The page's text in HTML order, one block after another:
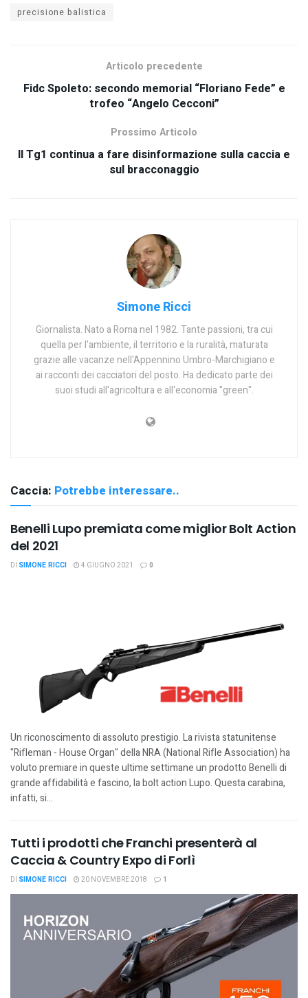
precisione balistica
Articolo precedente
Fidc Spoleto: secondo memorial “Floriano Fede” e
trofeo “Angelo Cecconi”
Prossimo Articolo
Il Tg1 continua a fare disinformazione sulla caccia e
sul bracconaggio
Simone Ricci
Giornalista. Nato a Roma nel 1982. Tante passioni, tra cui
quella per l'ambiente, il territorio e la ruralità, maturata
grazie alle vacanze nell'Appennino Umbro-Marchigiano e
ai racconti dei cacciatori del posto. Ha dedicato parte dei
suoi studi all'agricoltura e all'economia "green".
Caccia: Potrebbe interessare..
Benelli Lupo premiata come miglior Bolt Action
del 2021
DI SIMONE RICCI 4 GIUGNO 2021 0
Un riconoscimento di assoluto prestigio. La rivista statunitense
"Rifleman - House Organ" della NRA (National Rifle Association) ha
voluto premiare in queste ultime settimane un prodotto Benelli di
grande affidabilità e fascino, la bolt action Lupo. Questa carabina,
infatti, si...
Tutti i prodotti che Franchi presenterà al
Caccia & Country Expo di Forlì
DI SIMONE RICCI 20 NOVEMBRE 2018 1